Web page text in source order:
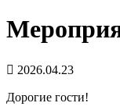
2026.04.23
Дорогие гости!